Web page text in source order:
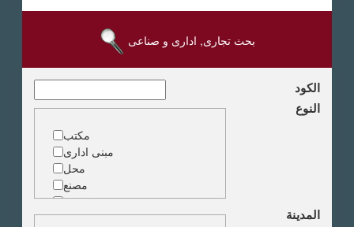
بحث تجارى, ادارى و صناعى
الكود
النوع
مكتب
مبنى ادارى
محل
مصنع
مخزن
ارض خدمات
المدينة